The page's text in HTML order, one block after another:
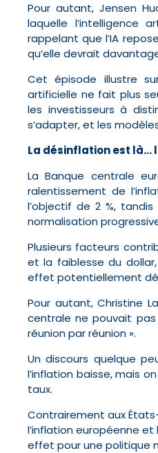
Pour autant, Jensen
laquelle l’intelligence
rappelant que l’IA
qu’elle devrait
Cet épisode illustre
artificielle ne fait plus
les investisseurs à
s’adapter, et les
La désinflation est là…
La Banque centrale
ralentissement de
l’objectif de 2 %,
normalisation
Plusieurs facteurs
et la faiblesse du
effet potentiellement
Pour autant, Christine
centrale ne pouvait pas
réunion par réunion ».
Un discours quelque
l’inflation baisse, mais
taux.
Contrairement aux
l’inflation européenne
effet pour une politique